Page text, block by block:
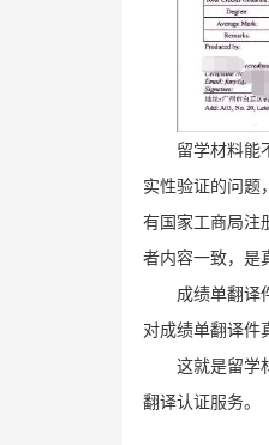
留学材料能
实性验证的问题
有国家工商局注
者内容一致，是
成绩单翻译
对成绩单翻译件
这就是留学
翻译认证服务。